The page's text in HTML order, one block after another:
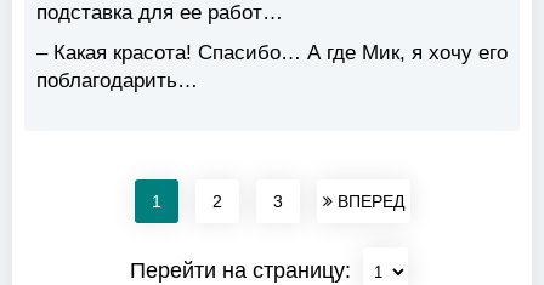
подставка для ее работ…
– Какая красота! Спасибо… А где Мик, я хочу его
поблагодарить…
1 2 3 ВПЕРЕД
Перейти на страницу: